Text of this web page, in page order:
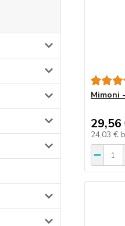
Mimoni
29,56
24,03 €